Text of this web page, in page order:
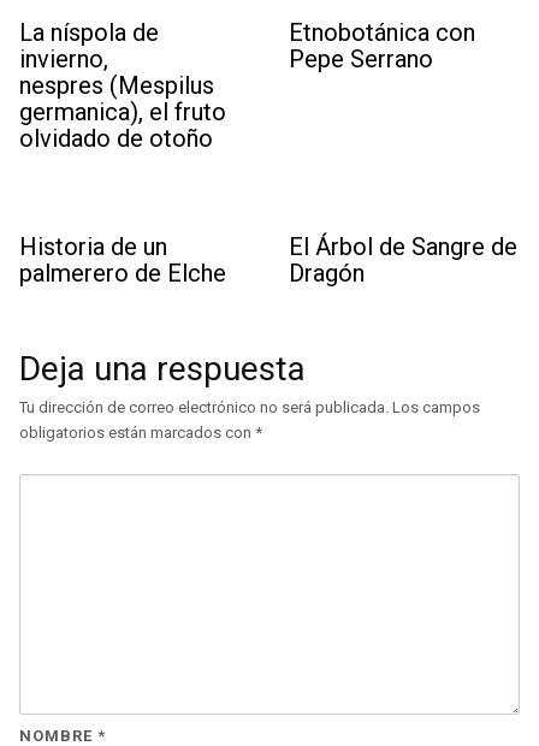
La níspola de
invierno,
nespres (Mespilus
germanica), el fruto
olvidado de otoño
Etnobotánica con
Pepe Serrano
Historia de un
palmerero de Elche
El Árbol de Sangre de
Dragón
Deja una respuesta
Tu dirección de correo electrónico no será publicada. Los campos
obligatorios están marcados con *
NOMBRE *